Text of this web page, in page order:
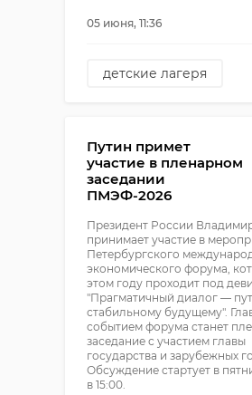
05 июня, 11:36
детские лагеря
Путин примет
участие в пленарном
заседании
ПМЭФ-2026
Президент России
принимает участие в
Петербургского
экономического форума,
этом году проходит под
"Прагматичный диалог —
стабильному будущему".
событием форума станет
заседание с участием главы
государства и зарубежных
Обсуждение стартует в
в 15:00.